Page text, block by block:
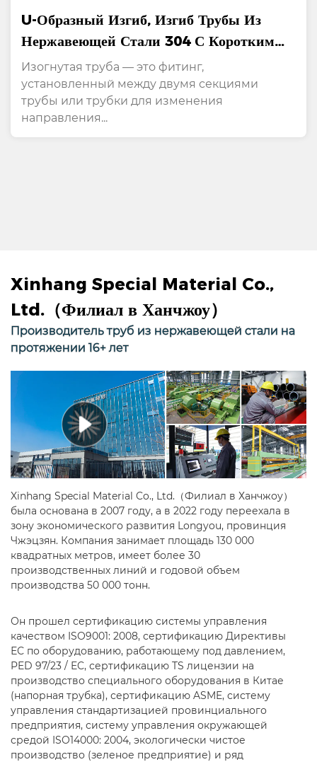
U-Образный Изгиб, Изгиб Трубы Из
Нержавеющей Стали 304 С Коротким
Радиусом 180°
Изогнутая труба — это фитинг,
установленный между двумя секциями
трубы или трубки для изменения
направления...
Xinhang Special Material Co.,
Ltd.（Филиал в Ханчжоу）
Производитель труб из нержавеющей стали на
протяжении 16+ лет
Xinhang Special Material Co., Ltd.（Филиал в Ханчжоу）
была основана в 2007 году, а в 2022 году переехала в
зону экономического развития Longyou, провинция
Чжэцзян. Компания занимает площадь 130 000
квадратных метров, имеет более 30
производственных линий и годовой объем
производства 50 000 тонн.
Он прошел сертификацию системы управления
качеством ISO9001: 2008, сертификацию Директивы
ЕС по оборудованию, работающему под давлением,
PED 97/23 / EC, сертификацию TS лицензии на
производство специального оборудования в Китае
(напорная трубка), сертификацию ASME, систему
управления стандартизацией провинциального
предприятия, систему управления окружающей
средой ISO14000: 2004, экологически чистое
производство (зеленое предприятие) и ряд